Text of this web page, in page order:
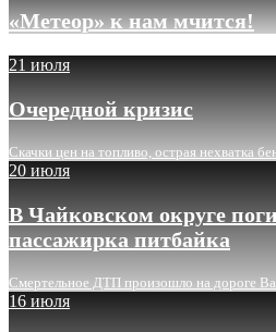
«Метеор» к нам мчится!
21 июля
Очередной кризис
Скачки цен на топливо, острая нехватка
20 июля
В Чайковском округе
пассажирка питбайка
Смертельное ДТП произошло на дороге
16 июля